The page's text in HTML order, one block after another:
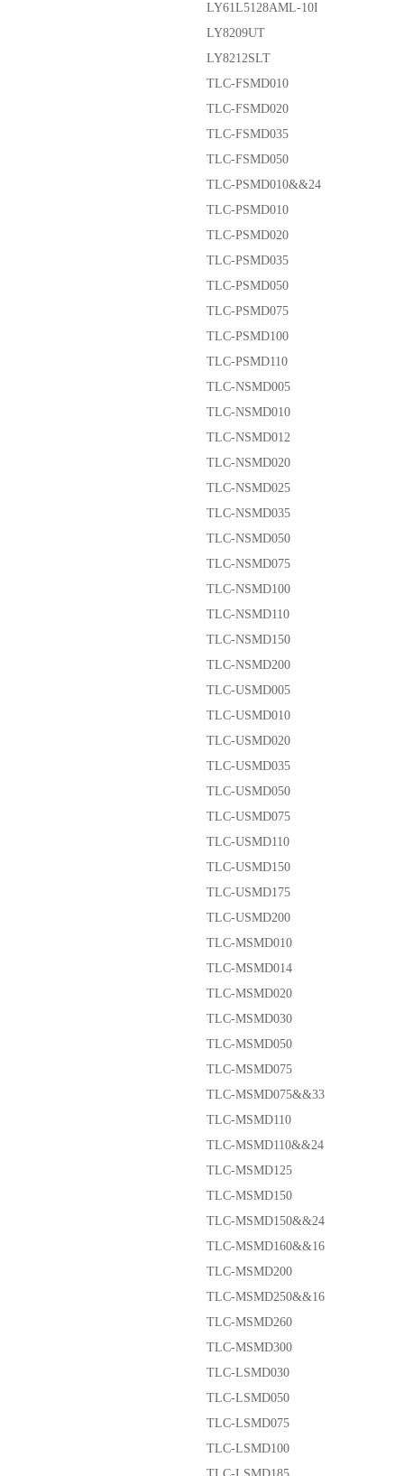
LY61L5128AML-10I
LY8209UT
LY8212SLT
TLC-FSMD010
TLC-FSMD020
TLC-FSMD035
TLC-FSMD050
TLC-PSMD010&&24
TLC-PSMD010
TLC-PSMD020
TLC-PSMD035
TLC-PSMD050
TLC-PSMD075
TLC-PSMD100
TLC-PSMD110
TLC-NSMD005
TLC-NSMD010
TLC-NSMD012
TLC-NSMD020
TLC-NSMD025
TLC-NSMD035
TLC-NSMD050
TLC-NSMD075
TLC-NSMD100
TLC-NSMD110
TLC-NSMD150
TLC-NSMD200
TLC-USMD005
TLC-USMD010
TLC-USMD020
TLC-USMD035
TLC-USMD050
TLC-USMD075
TLC-USMD110
TLC-USMD150
TLC-USMD175
TLC-USMD200
TLC-MSMD010
TLC-MSMD014
TLC-MSMD020
TLC-MSMD030
TLC-MSMD050
TLC-MSMD075
TLC-MSMD075&&33
TLC-MSMD110
TLC-MSMD110&&24
TLC-MSMD125
TLC-MSMD150
TLC-MSMD150&&24
TLC-MSMD160&&16
TLC-MSMD200
TLC-MSMD250&&16
TLC-MSMD260
TLC-MSMD300
TLC-LSMD030
TLC-LSMD050
TLC-LSMD075
TLC-LSMD100